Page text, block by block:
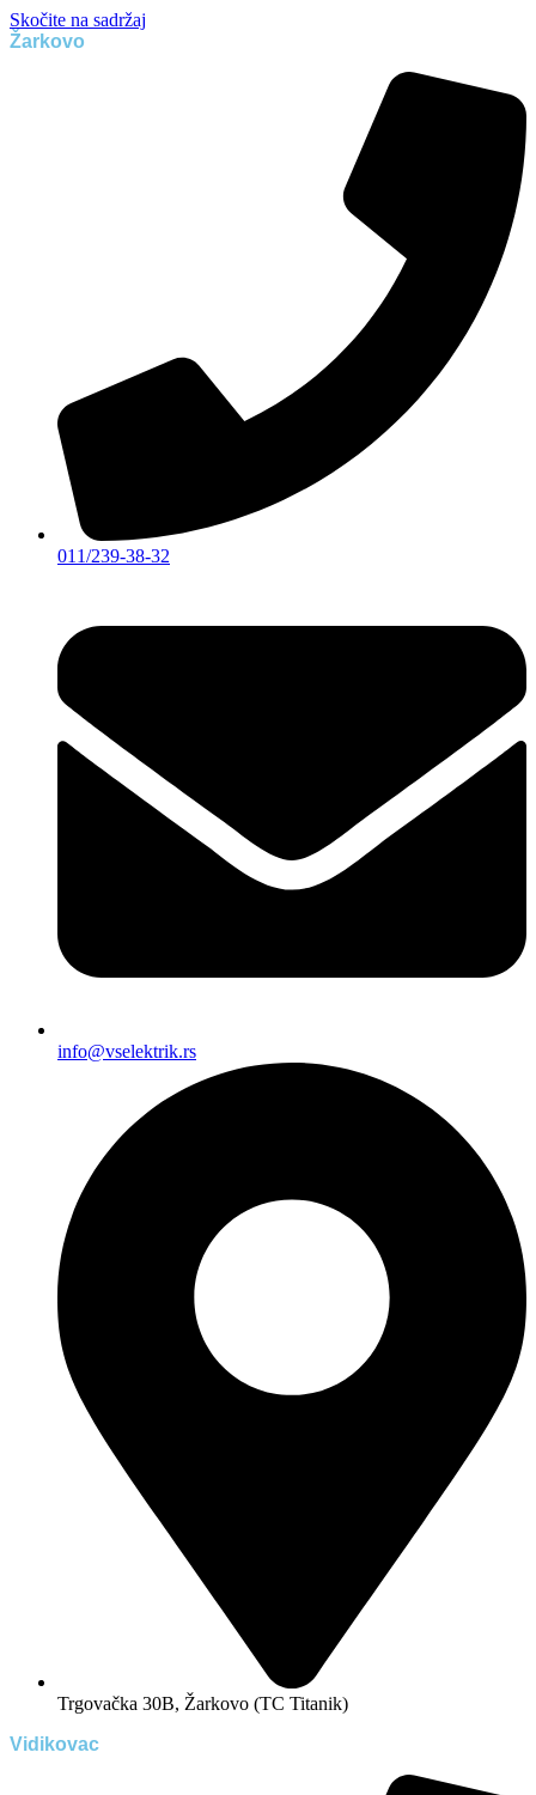
Skočite na sadržaj
Žarkovo
011/239-38-32
info@vselektrik.rs
Trgovačka 30B, Žarkovo (TC Titanik)
Vidikovac